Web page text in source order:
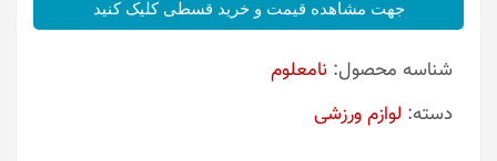
جهت مشاهده قیمت و خرید قسطی کلیک کنید
شناسه محصول: نامعلوم
دسته: لوازم ورزشی